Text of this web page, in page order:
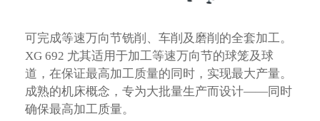
可完成等速万向节铣削、车削及磨削的全套加工。
XG 692 尤其适用于加工等速万向节的球笼及球
道，在保证最高加工质量的同时，实现最大产量。
成熟的机床概念，专为大批量生产而设计——同时
确保最高加工质量。